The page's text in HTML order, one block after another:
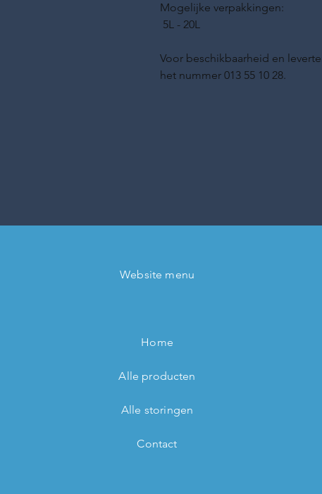
Mogelijke verpakkingen:
5L - 20L
Voor beschikbaarheid en
het nummer 013 55 10 28.
Website menu
Home
Alle producten
Alle storingen
Contact